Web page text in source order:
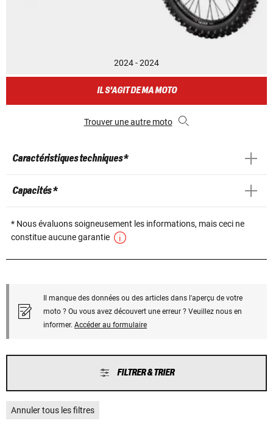
2024 - 2024
IL S'AGIT DE MA MOTO
Trouver une autre moto
Caractéristiques techniques *
Capacités *
* Nous évaluons soigneusement les informations, mais ceci ne
constitue aucune garantie
Il manque des données ou des articles dans l'aperçu de votre
moto ? Ou vous avez découvert une erreur ? Veuillez nous en
informer. Accéder au formulaire
FILTRER & TRIER
Annuler tous les filtres